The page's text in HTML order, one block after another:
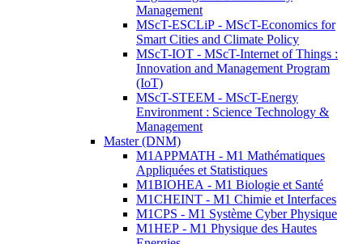
Management
MScT-ESCLiP - MScT-Economics for
Smart Cities and Climate Policy
MScT-IOT - MScT-Internet of Things :
Innovation and Management Program
(IoT)
MScT-STEEM - MScT-Energy
Environment : Science Technology &
Management
Master (DNM)
M1APPMATH - M1 Mathématiques
Appliquées et Statistiques
M1BIOHEA - M1 Biologie et Santé
M1CHEINT - M1 Chimie et Interfaces
M1CPS - M1 Système Cyber Physique
M1HEP - M1 Physique des Hautes